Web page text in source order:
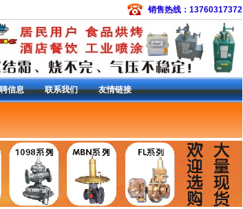
销售热线：13760317372
信息 联系我们 友情链接
减压阀 | 133L调压器 | 133H减压阀 | 299H减压阀 | 299HS
阀 627-496减压阀 627-576调压器
R622-DFF减压
器 1301F减压阀 95H减压阀 DVC6200定位器 | 费希尔